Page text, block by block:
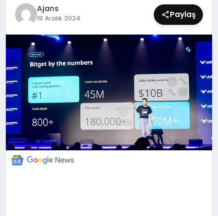
Ajans
19 Aralık 2024 Paylaş